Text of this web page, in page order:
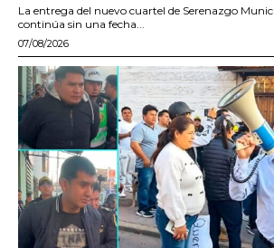
La entrega del nuevo cuartel de Serenazgo
continúa sin una fecha...
07/08/2026